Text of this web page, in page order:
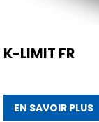
K-LIMIT FR
EN SAVOIR PLUS